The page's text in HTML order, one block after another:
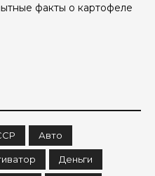
факты о картофеле
Авто
Деньги